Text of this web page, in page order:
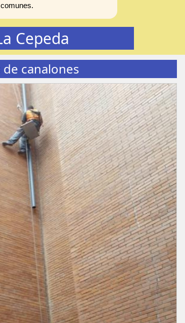
Cepeda
de canalones